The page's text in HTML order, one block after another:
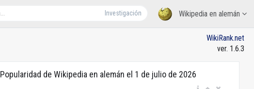
Wikipedia en alemán
Investigación
WikiRank.net
ver. 1.6.3
Popularidad de Wikipedia en alemán el 1 de julio de 2026